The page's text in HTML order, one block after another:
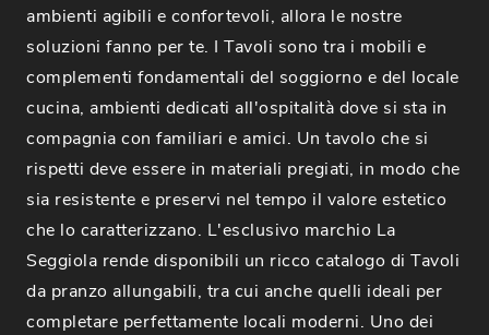
ambienti agibili e confortevoli, allora le nostre
soluzioni fanno per te. I Tavoli sono tra i mobili e
complementi fondamentali del soggiorno e del locale
cucina, ambienti dedicati all'ospitalità dove si sta in
compagnia con familiari e amici. Un tavolo che si
rispetti deve essere in materiali pregiati, in modo che
sia resistente e preservi nel tempo il valore estetico
che lo caratterizzano. L'esclusivo marchio La
Seggiola rende disponibili un ricco catalogo di Tavoli
da pranzo allungabili, tra cui anche quelli ideali per
completare perfettamente locali moderni. Uno dei